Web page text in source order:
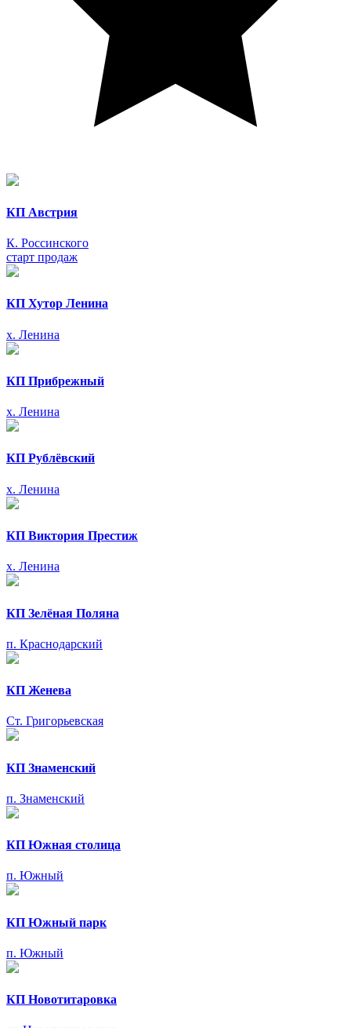
КП Австрия
К. Россинского
старт продаж
КП Хутор Ленина
х. Ленина
КП Прибрежный
х. Ленина
КП Рублёвский
х. Ленина
КП Виктория Престиж
х. Ленина
КП Зелёная Поляна
п. Краснодарский
КП Женева
Ст. Григорьевская
КП Знаменский
п. Знаменский
КП Южная столица
п. Южный
КП Южный парк
п. Южный
КП Новотитаровка